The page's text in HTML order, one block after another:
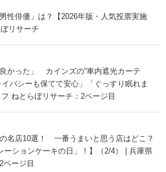
性俳優」は？【2026年版・人気投票実施
リサーチ
良かった」 カインズの“車内遮光カーテ
バシーも保てて安心」「ぐっすり眠れま
ねとらぼリサーチ：2ページ目
名店10選！ 一番うまいと思う店はどこ？
ーションケーキの日」！】（2/4） | 兵庫県
ページ目